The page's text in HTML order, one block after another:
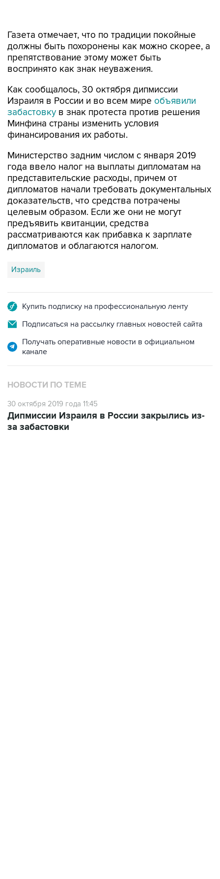
препятствование этому может быть
воспринято как знак неуважения.
Как сообщалось, 30 октября дипмиссии
забастовкув знак протеста против решения
Минфина страны изменить условия
финансирования их работы.
Министерство задним числом с января 2019
представительские расходы, причем от
дипломатов начали требовать документальных
доказательств, что средства потрачены
целевым образом. Если же они не могут
предъявить квитанции, средства
рассматриваются как прибавка к зарплате
дипломатов и облагаются налогом.
Израиль
Подписаться на рассылку главных новостей сайта
Получать оперативные новости в официальном
НОВОСТИ ПО ТЕМЕ
30 октября 2019 года 11:45
за забастовки